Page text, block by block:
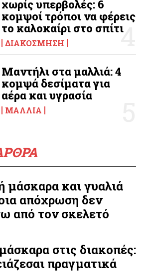
χωρίς υπερβολές: 6
κομψοί τρόποι να φέρεις
το καλοκαίρι στο σπίτι
ΔΙΑΚΌΣΜΗΣΗ
Μαντήλι στα μαλλιά: 4
κομψά δεσίματα για
αέρα και υγρασία
ΜΑΛΛΙΆ
μάσκαρα και γυαλιά
απόχρωση δεν
από τον σκελετό
στις διακοπές:
πραγματικά